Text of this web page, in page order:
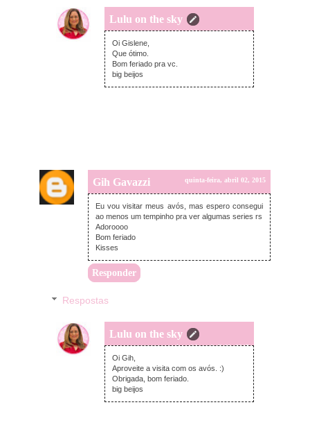
Lulu on the sky
quinta-feira, abril 02, 2015
Oi Gislene,
Que ótimo.
Bom feriado pra vc.
big beijos
Gih Gavazzi quinta-feira, abril 02, 2015
Eu vou visitar meus avós, mas espero consegui
ao menos um tempinho pra ver algumas series rs
Adoroooo
Bom feriado
Kisses
Responder
Respostas
Lulu on the sky
quinta-feira, abril 02, 2015
Oi Gih,
Aproveite a visita com os avós. :)
Obrigada, bom feriado.
big beijos